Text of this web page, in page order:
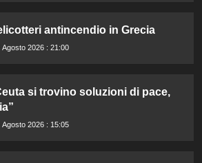
antincendio in Grecia
Agosto 2026 : 21:00
si trovino soluzioni di pace,
Agosto 2026 : 15:05